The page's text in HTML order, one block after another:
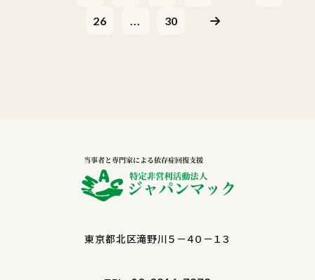
26 ... 30
東京都北区滝野川５－４０－１３